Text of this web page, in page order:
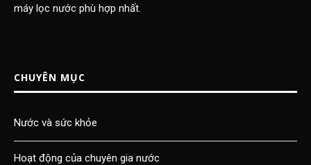
máy lọc nước phù hợp nhất.
CHUYÊN MỤC
Nước và sức khỏe
Hoạt động của chuyên gia nước